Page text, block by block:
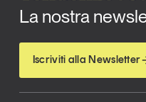
La nostra
Iscriviti alla Newsletter